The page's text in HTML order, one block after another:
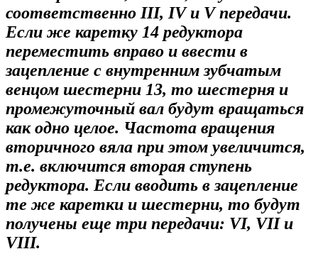
соответственно III, IV и V передачи.
Если же каретку 14 редуктора
переместить вправо и ввести в
зацепление с внутренним зубчатым
венцом шестерни 13, то шестерня и
промежуточный вал будут вращаться
как одно целое. Частота вращения
вторичного вяла при этом увеличится,
т.е. включится вторая ступень
редуктора. Если вводить в зацепление
те же каретки и шестерни, то будут
получены еще три передачи: VI, VII и
VIII.